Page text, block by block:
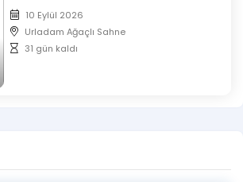
10 Eylül 2026
Urladam Ağaçlı Sahne
31 gün kaldı